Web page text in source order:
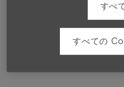
すべ
すべての